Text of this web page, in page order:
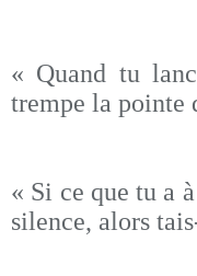
« Quand tu
trempe la pointe
« Si ce que tu a
silence, alors